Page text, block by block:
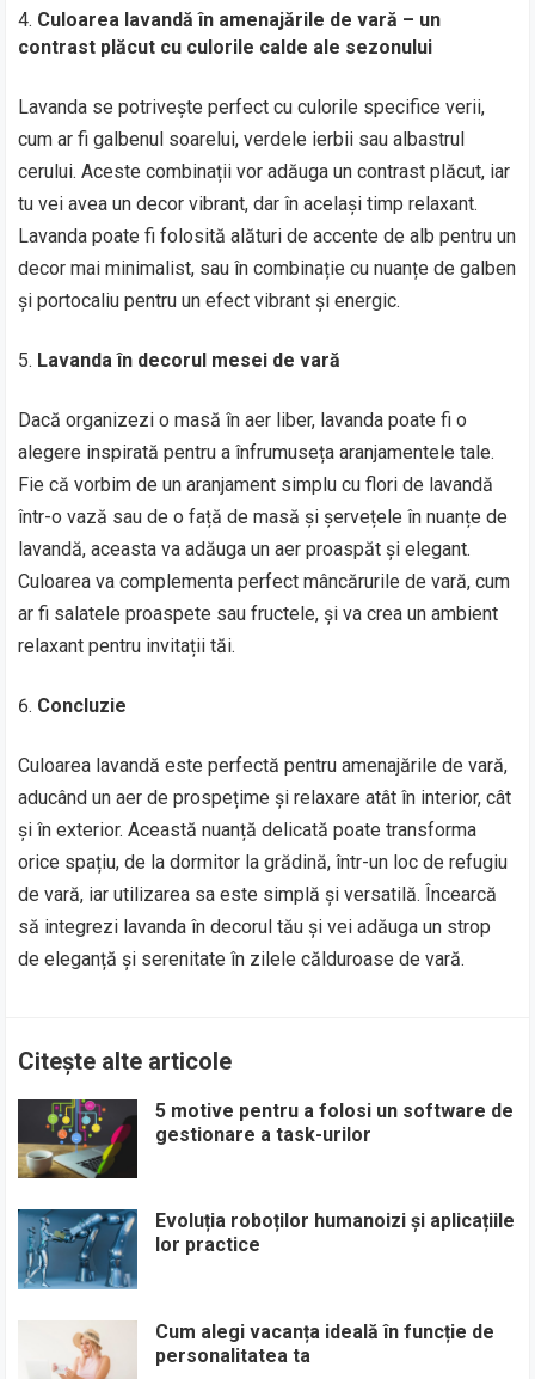
Culoarea lavandă în amenajările de vară – un
contrast plăcut cu culorile calde ale sezonului
Lavanda se potrivește perfect cu culorile specifice verii,
cum ar fi galbenul soarelui, verdele ierbii sau albastrul
cerului. Aceste combinații vor adăuga un contrast plăcut, iar
tu vei avea un decor vibrant, dar în același timp relaxant.
Lavanda poate fi folosită alături de accente de alb pentru un
decor mai minimalist, sau în combinație cu nuanțe de galben
și portocaliu pentru un efect vibrant și energic.
Lavanda în decorul mesei de vară
Dacă organizezi o masă în aer liber, lavanda poate fi o
alegere inspirată pentru a înfrumuseța aranjamentele tale.
Fie că vorbim de un aranjament simplu cu flori de lavandă
într-o vază sau de o față de masă și șervețele în nuanțe de
lavandă, aceasta va adăuga un aer proaspăt și elegant.
Culoarea va complementa perfect mâncărurile de vară, cum
ar fi salatele proaspete sau fructele, și va crea un ambient
relaxant pentru invitații tăi.
Concluzie
Culoarea lavandă este perfectă pentru amenajările de vară,
aducând un aer de prospețime și relaxare atât în interior, cât
și în exterior. Această nuanță delicată poate transforma
orice spațiu, de la dormitor la grădină, într-un loc de refugiu
de vară, iar utilizarea sa este simplă și versatilă. Încearcă
să integrezi lavanda în decorul tău și vei adăuga un strop
de eleganță și serenitate în zilele călduroase de vară.
Citește alte articole
5 motive pentru a folosi un software de
gestionare a task-urilor
Evoluția roboților humanoizi și aplicațiile
lor practice
Cum alegi vacanța ideală în funcție de
personalitatea ta